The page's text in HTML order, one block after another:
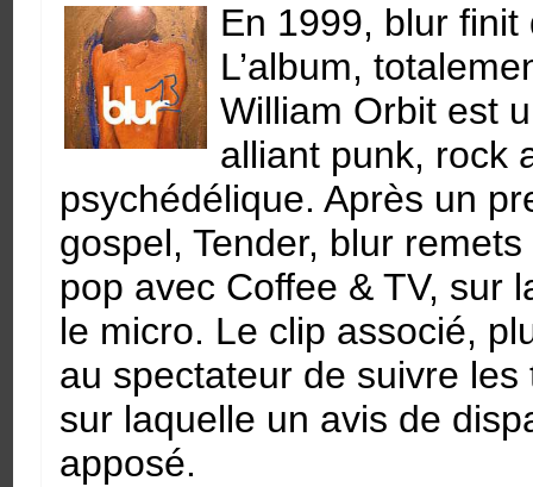
En 1999, blur finit
L’album,
William Orbit est
alliant punk, rock
psychédélique. Après un
gospel, Tender, blur
pop avec Coffee & TV, sur
le micro. Le clip associé,
au spectateur de suivre les
sur laquelle un avis de
apposé.